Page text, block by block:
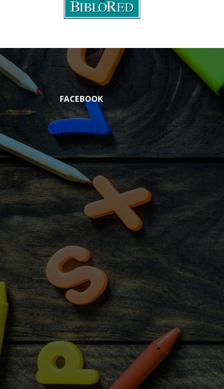
FACEBOOK
Cprcertification.com